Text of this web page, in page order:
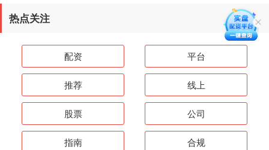
热点关注
配资 平台
推荐 线上
股票 公司
指南 合规